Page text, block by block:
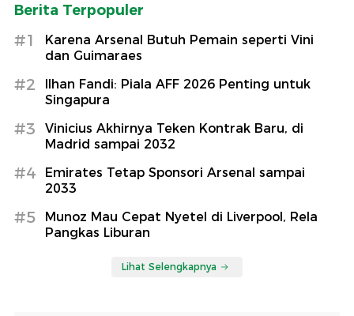
Berita Terpopuler
#1
Karena Arsenal Butuh Pemain seperti Vini
dan Guimaraes
#2
Ilhan Fandi: Piala AFF 2026 Penting untuk
Singapura
#3
Vinicius Akhirnya Teken Kontrak Baru, di
Madrid sampai 2032
#4
Emirates Tetap Sponsori Arsenal sampai
2033
#5
Munoz Mau Cepat Nyetel di Liverpool, Rela
Pangkas Liburan
Lihat Selengkapnya